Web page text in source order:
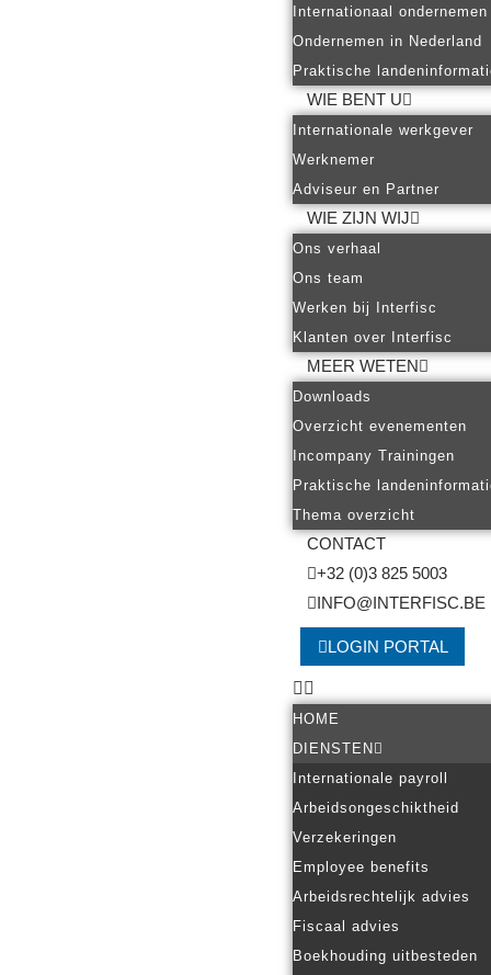
Internationaal ondernemen
Ondernemen in Nederland
Praktische
WIE BENT U
Internationale werkgever
Werknemer
Adviseur en Partner
WIE ZIJN WIJ
Ons verhaal
Ons team
Werken bij Interfisc
Klanten over Interfisc
MEER WETEN
Downloads
Overzicht evenementen
Incompany Trainingen
Praktische
Thema overzicht
CONTACT
+32 (0)3 825 5003
INFO@INTERFISC.BE
LOGIN PORTAL
HOME
DIENSTEN
Internationale payroll
Arbeidsongeschiktheid
Verzekeringen
Employee benefits
Arbeidsrechtelijk advies
Fiscaal advies
Boekhouding uitbesteden